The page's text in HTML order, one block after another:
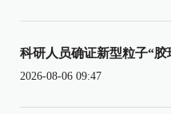
科研人员确证新型粒子“胶
2026-08-06 09:47